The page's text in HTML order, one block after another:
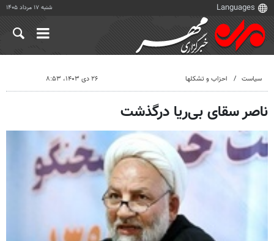
شنبه ۱۷ مرداد ۱۴۰۵
سیاست احزاب و تشکلها ۲۶ دی ۱۴۰۳، ۸:۵۳
ناصر سقای بی‌ریا درگذشت